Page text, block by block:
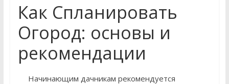
Как Спланировать
Огород: основы и
рекомендации
Начинающим дачникам рекомендуется